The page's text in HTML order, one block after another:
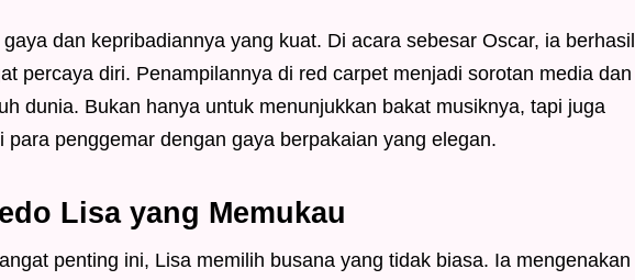
dan kepribadiannya yang kuat. Di acara sebesar Oscar, ia berhasil
percaya diri. Penampilannya di red carpet menjadi sorotan media dan
dunia. Bukan hanya untuk menunjukkan bakat musiknya, tapi juga
para penggemar dengan gaya berpakaian yang elegan.
Lisa yang Memukau
penting ini, Lisa memilih busana yang tidak biasa. Ia mengenakan